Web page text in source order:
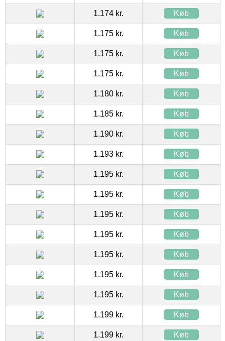
1.174 kr. Køb
1.175 kr. Køb
1.175 kr. Køb
1.175 kr. Køb
1.180 kr. Køb
1.185 kr. Køb
1.190 kr. Køb
1.193 kr. Køb
1.195 kr. Køb
1.195 kr. Køb
1.195 kr. Køb
1.195 kr. Køb
1.195 kr. Køb
1.195 kr. Køb
1.195 kr. Køb
1.199 kr. Køb
1.199 kr. Køb